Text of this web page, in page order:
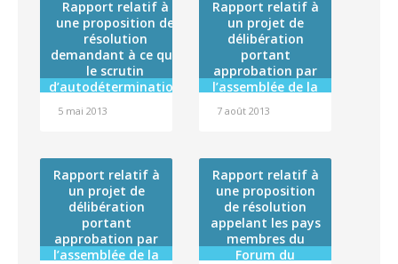
Rapport relatif à
une proposition de
résolution
demandant à ce que
le scrutin
d’autodétermination
la Constitution soit
5 mai 2013
Rapport relatif à
un projet de
délibération
portant
approbation par
l’assemblée de la
française de la
établie entre la
Polynésie
française et
l’Agence de la
biomédecine
7 août 2013
Rapport relatif à
un projet de
délibération
portant
approbation par
l’assemblée de la
Rapport relatif à
une proposition
de résolution
appelant les pays
membres du
Forum du